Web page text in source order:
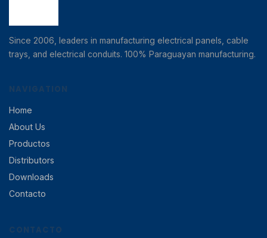
Since 2006, leaders in manufacturing electrical panels, cable
trays, and electrical conduits. 100% Paraguayan manufacturing.
NAVIGATION
Home
About Us
Productos
Distributors
Downloads
Contacto
CONTACTO